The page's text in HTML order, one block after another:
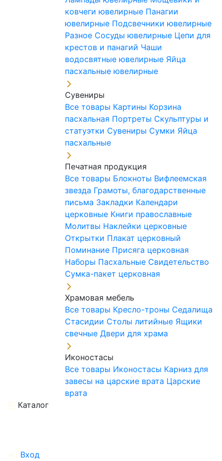
ковчеги ювелирные Панагии
ювелирные Подсвечники ювелирные
Разное Сосуды ювелирные Цепи для
крестов и панагий Чаши
водосвятные ювелирные Яйца
пасхальные ювелирные
Сувениры
Все товары Картины Корзина
пасхальная Портреты Скульптуры и
статуэтки Сувениры Сумки Яйца
пасхальные
Печатная продукция
Все товары Блокноты Вифлеемская
звезда Грамоты, благодарственные
письма Закладки Календари
церковные Книги православные
Молитвы Наклейки церковные
Открытки Плакат церковный
Поминание Присяга церковная
Наборы Пасхальные Свидетельство
Сумка-пакет церковная
Храмовая мебель
Все товары Кресло-троны Седалища
Стасидии Столы литийные Ящики
свечные Двери для храма
Иконостасы
Все товары Иконостасы Карниз для
завесы на царские врата Царские
врата
Каталог
Вход